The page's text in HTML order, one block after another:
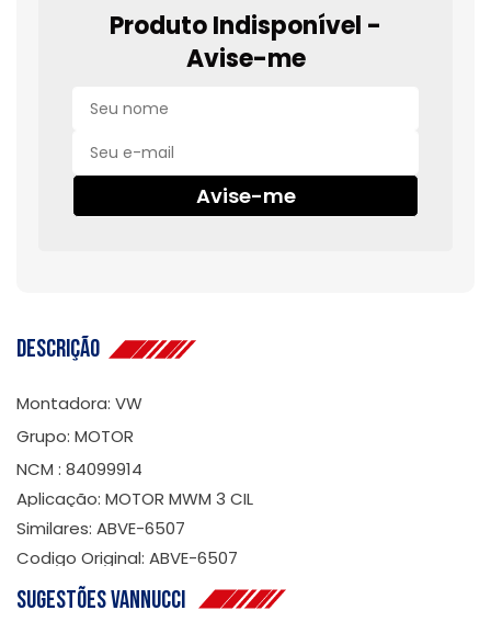
Produto Indisponível -
Avise-me
Avise-me
Descrição
Montadora: VW
Grupo: MOTOR
NCM : 84099914
Aplicação: MOTOR MWM 3 CIL
Similares: ABVE-6507
Codigo Original: ABVE-6507
Sugestões Vannucci